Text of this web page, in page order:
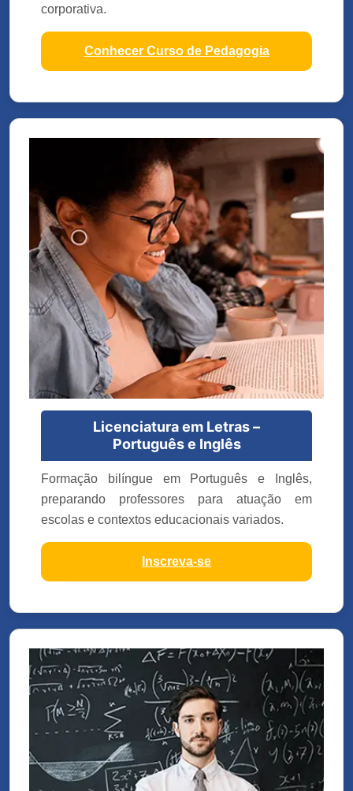
corporativa.
Conhecer Curso de Pedagogia
Licenciatura em Letras –
Português e Inglês
Formação bilíngue em Português e Inglês,
preparando professores para atuação em
escolas e contextos educacionais variados.
Inscreva-se